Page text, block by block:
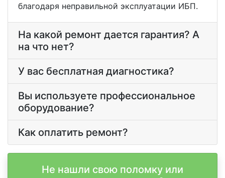
благодаря неправильной эксплуатации ИБП.
На какой ремонт дается гарантия? А
на что нет?
У вас бесплатная диагностика?
Вы используете профессиональное
оборудование?
Как оплатить ремонт?
Не нашли свою поломку или